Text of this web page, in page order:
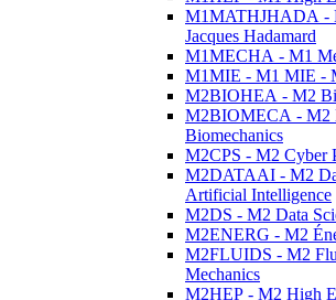
M1MATHJHADA -
Jacques Hadamard
M1MECHA - M1
M1MIE - M1 MIE -
M2BIOHEA - M2
M2BIOMECA - M2
Biomechanics
M2CPS - M2 Cyber
M2DATAAI - M2
Artificial Intelligence
M2DS - M2 Data
M2ENERG - M2
M2FLUIDS - M2
Mechanics
M2HEP - M2 High